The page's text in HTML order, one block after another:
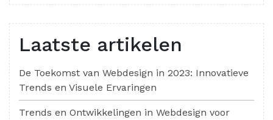
Laatste artikelen
De Toekomst van Webdesign in 2023: Innovatieve
Trends en Visuele Ervaringen
Trends en Ontwikkelingen in Webdesign voor